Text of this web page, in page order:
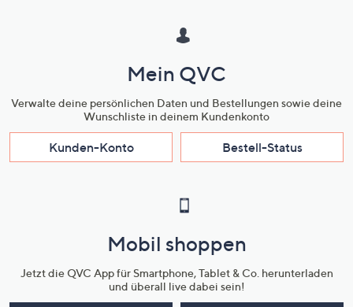
Mein QVC
Verwalte deine persönlichen Daten und Bestellungen sowie deine
Wunschliste in deinem Kundenkonto
Kunden-Konto Bestell-Status
Mobil shoppen
Jetzt die QVC App für Smartphone, Tablet & Co. herunterladen
und überall live dabei sein!